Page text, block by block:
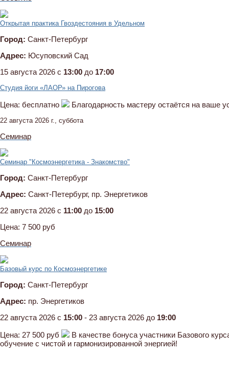
Открытая практика Гвоздестояния в Удельном
Город: Санкт-Петербург
Адрес: Юсуповский Сад
15 августа 2026 c 13:00 до 17:00
Студия йоги «ЛАОР» на Пирогова
Цена: бесплатно Благодарность мастеру остаётся на ваше
22 августа 2026 г., суббота
Семинар
Семинар "Космоэнергетика - Знакомство"
Город: Санкт-Петербург
Адрес: Санкт-Петербург, пр. Энергетиков
22 августа 2026 c 11:00 до 15:00
Цена: 7 500 руб
Семинар
Базовый курс по Космоэнергетике
Город: Санкт-Петербург
Адрес: пр. Энергетиков
22 августа 2026 c 15:00 - 23 августа 2026 до 19:00
Цена: 27 500 руб
В качестве бонуса участники Базового
обучение с чистой и гармонизированной энергией!